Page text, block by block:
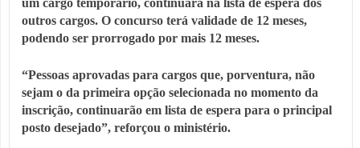
outros cargos. O concurso terá validade de 12 meses,
podendo ser prorrogado por mais 12 meses.
“Pessoas aprovadas para cargos que, porventura, não
sejam o da primeira opção selecionada no momento da
inscrição, continuarão em lista de espera para o principal
posto desejado”, reforçou o ministério.